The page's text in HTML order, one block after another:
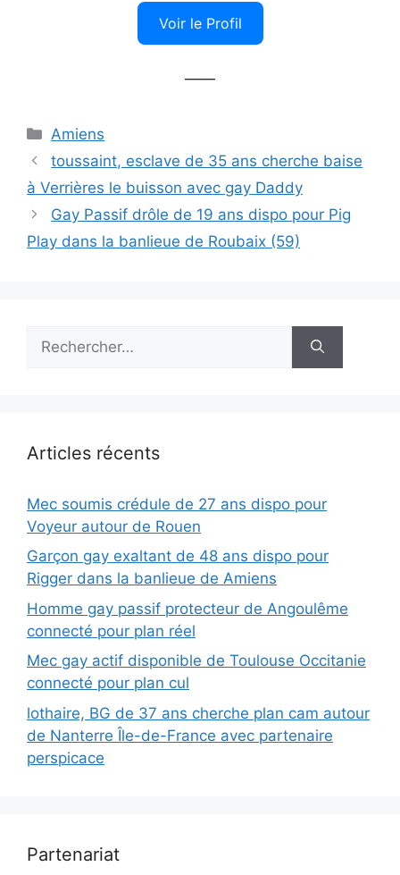
Voir le Profil
——
Catégories
Amiens
toussaint, esclave de 35 ans cherche baise
à Verrières le buisson avec gay Daddy
Gay Passif drôle de 19 ans dispo pour Pig
Play dans la banlieue de Roubaix (59)
Articles récents
Mec soumis crédule de 27 ans dispo pour
Voyeur autour de Rouen
Garçon gay exaltant de 48 ans dispo pour
Rigger dans la banlieue de Amiens
Homme gay passif protecteur de Angoulême
connecté pour plan réel
Mec gay actif disponible de Toulouse Occitanie
connecté pour plan cul
lothaire, BG de 37 ans cherche plan cam autour
de Nanterre Île-de-France avec partenaire
perspicace
Partenariat